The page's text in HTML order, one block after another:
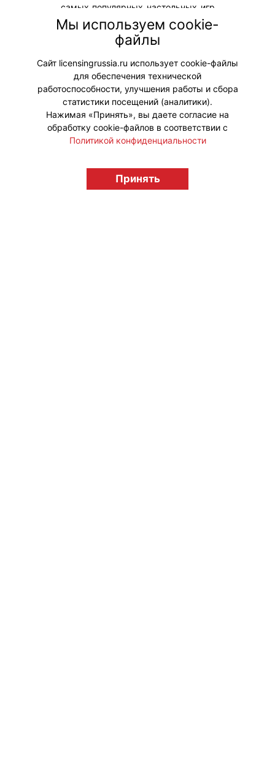
самых популярных настольных игр
в тематике супергероя Человека-
паука на фоне выхода в западных
кинотеатрах фильма «Человек-
паук: Новый день».
#Коллаборации
licensingrussia.ru, 2009-2026 12+
Мы используем cookie-
файлы
Сайт licensingrussia.ru использует cookie-файлы
для обеспечения технической
работоспособности, улучшения работы и сбора
статистики посещений (аналитики).
Нажимая «Принять», вы даете согласие на
обработку cookie-файлов в соответствии с
Политикой конфиденциальности
Принять